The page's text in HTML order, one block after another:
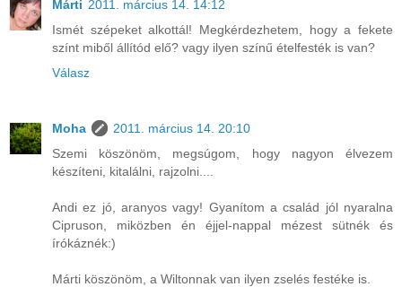
Márti 2011. március 14. 14:12
Ismét szépeket alkottál! Megkérdezhetem, hogy a fekete
színt miből állítód elő? vagy ilyen színű ételfesték is van?
Válasz
Moha
2011. március 14. 20:10
Szemi köszönöm, megsúgom, hogy nagyon élvezem
készíteni, kitalálni, rajzolni....
Andi ez jó, aranyos vagy! Gyanítom a család jól nyaralna
Cipruson, miközben én éjjel-nappal mézest sütnék és
írókáznék:)
Márti köszönöm, a Wiltonnak van ilyen zselés festéke is.